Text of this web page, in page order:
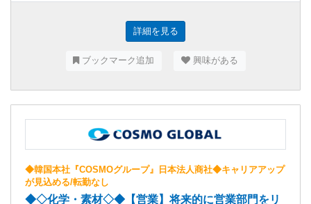
詳細を見る
ブックマーク追加 興味がある
◆韓国本社『COSMOグループ』日本法人商社◆キャリアアップ
が見込める/転勤なし
◆◇化学・素材◇◆【営業】将来的に営業部門をリ